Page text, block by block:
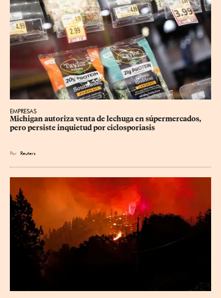
EMPRESAS
Michigan autoriza venta de lechuga en súpermercados,
pero persiste inquietud por ciclosporiasis
Por Reuters